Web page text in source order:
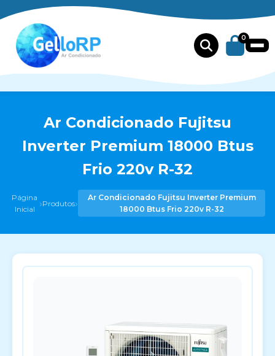
0
Ar Condicionado Fujitsu
Inverter Premium 18000 Btus
Frio 220v R-32
Página
Inicial ›Produtos›
Ar Condicionado Fujitsu Inverter Premium
18000 Btus Frio 220v R-32